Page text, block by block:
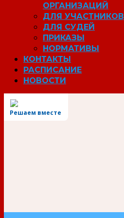
ОРГАНИЗАЦИЙ
ДЛЯ УЧАСТНИКОВ
ДЛЯ СУДЕЙ
ПРИКАЗЫ
НОРМАТИВЫ
КОНТАКТЫ
РАСПИСАНИЕ
НОВОСТИ
Решаем вместе